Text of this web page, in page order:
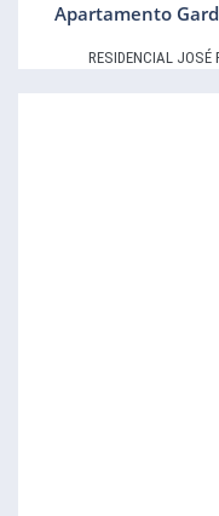
Apartamento
RESIDENCIAL